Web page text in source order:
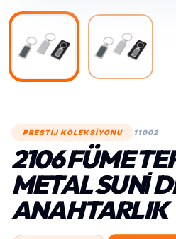
PRESTİJ KOLEKSİYONU 11002
2106 FÜME
METAL SUNİ
ANAHTARLIK